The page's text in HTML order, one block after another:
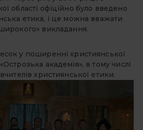
області офіційно було введено
етика, і це можна вважати
викладання.
у поширенні християнської
академія», в тому числі
християнської етики.